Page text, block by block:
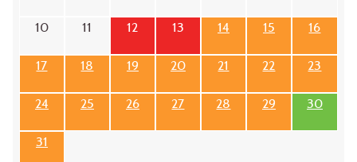
10 11 12 13 14 15 16
17 18 19 20 21 22 23
24 25 26 27 28 29 30
31